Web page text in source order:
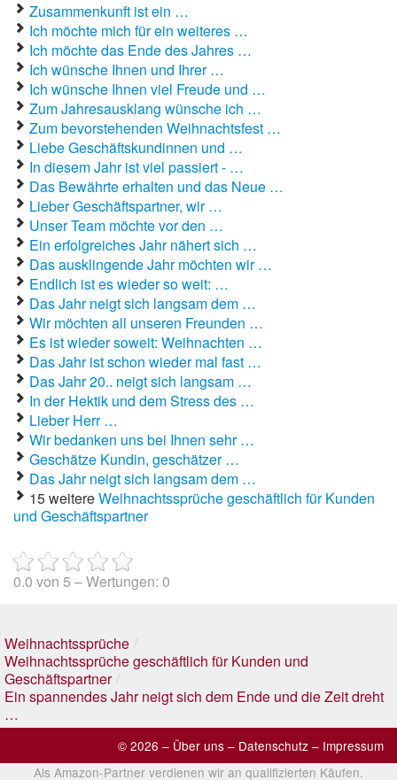
Zusammenkunft ist ein …
Ich möchte mich für ein weiteres …
Ich möchte das Ende des Jahres …
Ich wünsche Ihnen und Ihrer …
Ich wünsche Ihnen viel Freude und …
Zum Jahresausklang wünsche ich …
Zum bevorstehenden Weihnachtsfest …
Liebe Geschäftskundinnen und …
In diesem Jahr ist viel passiert - …
Das Bewährte erhalten und das Neue …
Lieber Geschäftspartner, wir …
Unser Team möchte vor den …
Ein erfolgreiches Jahr nähert sich …
Das ausklingende Jahr möchten wir …
Endlich ist es wieder so weit: …
Das Jahr neigt sich langsam dem …
Wir möchten all unseren Freunden …
Es ist wieder soweit: Weihnachten …
Das Jahr ist schon wieder mal fast …
Das Jahr 20.. neigt sich langsam …
In der Hektik und dem Stress des …
Lieber Herr …
Wir bedanken uns bei Ihnen sehr …
Geschätze Kundin, geschätzer …
Das Jahr neigt sich langsam dem …
15 weitereWeihnachtssprüche geschäftlich für Kunden
und Geschäftspartner
0.0 von 5 – Wertungen: 0
Weihnachtssprüche /
Weihnachtssprüche geschäftlich für Kunden und
Geschäftspartner /
Ein spannendes Jahr neigt sich dem Ende und die Zeit dreht
…
© 2026 – Über uns – Datenschutz – Impressum
Als Amazon-Partner verdienen wir an qualifizierten Käufen.